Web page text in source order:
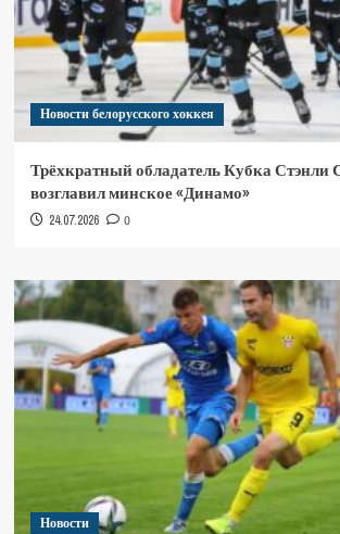
Новости белорусского хоккея
Трёхкратный обладатель Кубка Стэнли
возглавил минское «Динамо»
24.07.2026 0
Новости